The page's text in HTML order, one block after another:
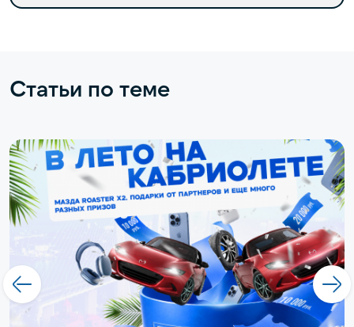
Статьи по теме